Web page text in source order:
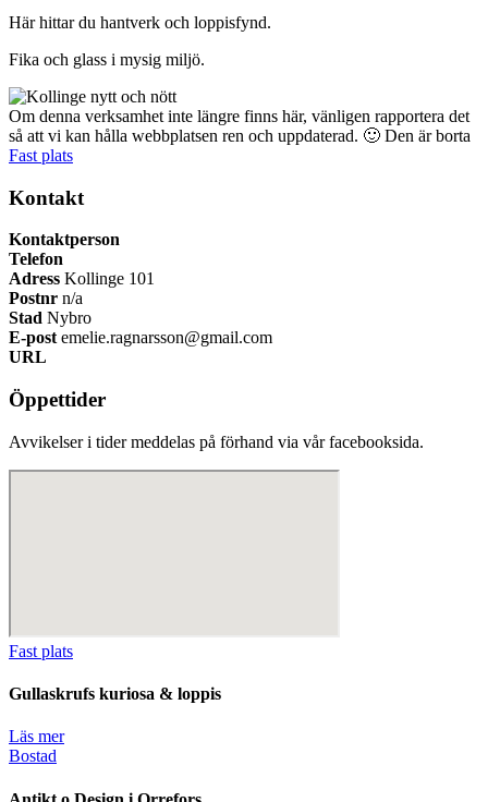
Här hittar du hantverk och loppisfynd.
Fika och glass i mysig miljö.
Om denna verksamhet inte längre finns här, vänligen rapportera det
så att vi kan hålla webbplatsen ren och uppdaterad. 🙂 Den är borta
Fast plats
Kontakt
Kontaktperson
Telefon
Adress Kollinge 101
Postnr n/a
Stad Nybro
E-post emelie.ragnarsson@gmail.com
URL
Öppettider
Avvikelser i tider meddelas på förhand via vår facebooksida.
Fast plats
Gullaskrufs kuriosa & loppis
Läs mer
Bostad